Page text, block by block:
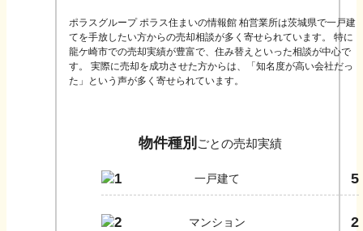
ポラスグループ ポラス住まいの情報館 柏営業所は茨城県で一戸建
てを手放したい方からの売却相談が多く寄せられています。 特に
龍ケ崎市での売却実績が豊富で、住み替えといった相談が中心で
す。 実際に売却を成功させた方からは、「知名度が高い会社だっ
た」という声が多く寄せられています。
物件種別 ごとの売却実績
1 一戸建て 5
2 マンション 2